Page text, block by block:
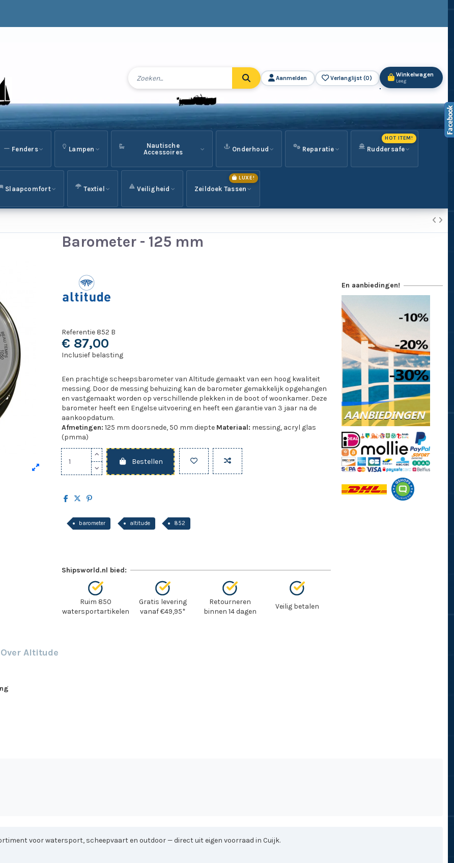
Aanmelden Verlanglijst (0) Winkelwagen
Leeg
Fenders Lampen
Nautische
Accessoires
Onderhoud Reparatie Ruddersafe
HOT ITEM!
Slaapcomfort Textiel Veiligheid Zeildoek Tassen
LUXE!
Barometer - 125 mm
Referentie 852 B
€ 87,00
Inclusief belasting
Een prachtige scheepsbarometer van Altitude gemaakt van een hoog kwaliteit
messing. Door de messing behuizing kan de barometer gemakkelijk opgehangen
en vastgemaakt worden op verschillende plekken in de boot of woonkamer. Deze
barometer heeft een Engelse uitvoering en heeft een garantie van 3 jaar na de
aankoopdatum.
Afmetingen: 125 mm doorsnede, 50 mm diepte Materiaal: messing, acryl glas
(pmma)
Bestellen
barometer altitude 852
Shipsworld.nl bied:
Ruim 850
watersportartikelen
Gratis levering
vanaf €49,95*
Retourneren
binnen 14 dagen
Veilig betalen
En aanbiedingen!
Over Altitude
voor watersport, scheepvaart en outdoor — direct uit eigen voorraad in Cuijk.